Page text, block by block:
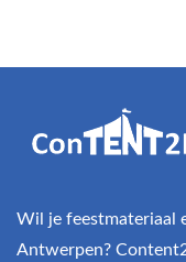
Wil je feestmateriaal
Antwerpen?